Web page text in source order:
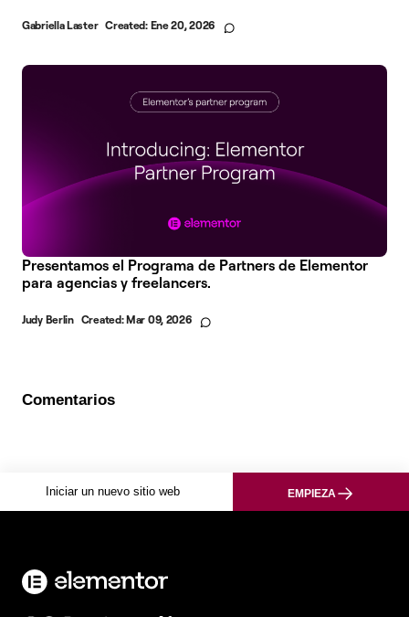
Gabriella Laster Created: Ene 20, 2026
Presentamos el Programa de Partners de Elementor
para agencias y freelancers.
Judy Berlin Created:Mar 09, 2026
Comentarios
Iniciar un nuevo sitio web EMPIEZA